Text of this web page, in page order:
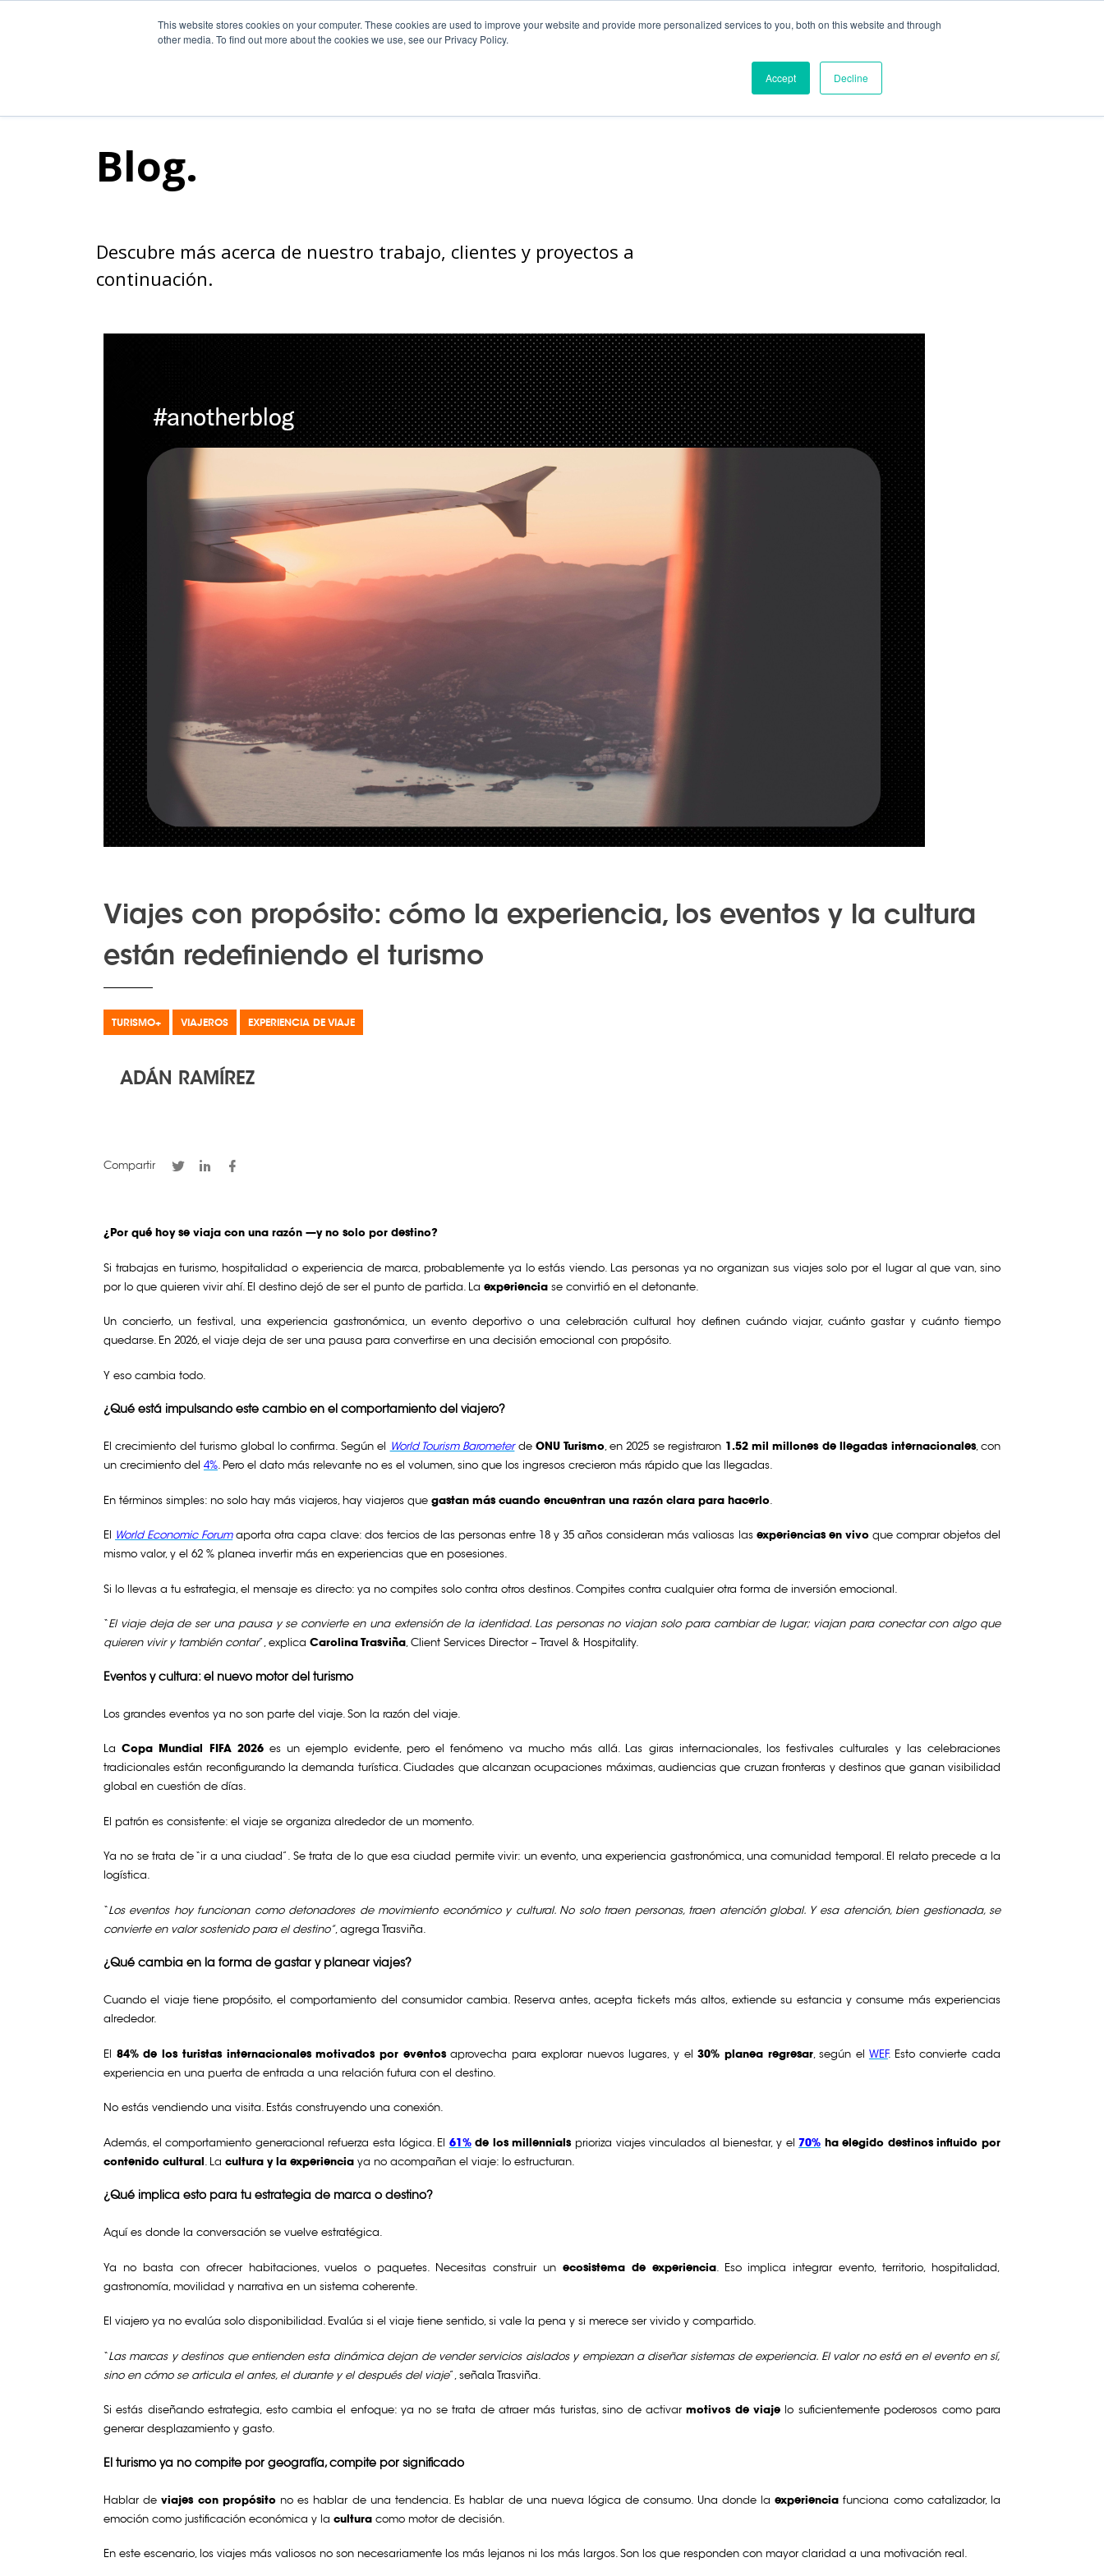
This website stores cookies on your computer. These cookies are used to improve your website and provide more personalized services to you, both on this website and through
other media. To find out more about the cookies we use, see our Privacy Policy.
Accept Decline
Blog.
Descubre más acerca de nuestro trabajo, clientes y proyectos a
continuación.
Viajes con propósito: cómo la experiencia, los eventos y la cultura
están redefiniendo el turismo
TURISMO+ VIAJEROS EXPERIENCIA DE VIAJE
ADÁN RAMÍREZ
Compartir
¿Por qué hoy se viaja con una razón —y no solo por destino?
Si trabajas en turismo, hospitalidad o experiencia de marca, probablemente ya lo estás viendo. Las personas ya no organizan sus viajes solo por el lugar al que van, sino
por lo que quieren vivir ahí. El destino dejó de ser el punto de partida. La experiencia se convirtió en el detonante.
Un concierto, un festival, una experiencia gastronómica, un evento deportivo o una celebración cultural hoy definen cuándo viajar, cuánto gastar y cuánto tiempo
quedarse. En 2026, el viaje deja de ser una pausa para convertirse en una decisión emocional con propósito.
Y eso cambia todo.
¿Qué está impulsando este cambio en el comportamiento del viajero?
El crecimiento del turismo global lo confirma. Según el World Tourism BarometerdeONU Turismo, en 2025 se registraron 1.52 mil millones de llegadas internacionales, con
un crecimiento del 4%. Pero el dato más relevante no es el volumen, sino que los ingresos crecieron más rápido que las llegadas.
En términos simples: no solo hay más viajeros, hay viajeros que gastan más cuando encuentran una razón clara para hacerlo
El World Economic Forumaporta otra capa clave: dos tercios de las personas entre 18 y 35 años consideran más valiosas las experiencias en vivoque comprar objetos del
mismo valor, y el 62 % planea invertir más en experiencias que en posesiones.
Si lo llevas a tu estrategia, el mensaje es directo: ya no compites solo contra otros destinos. Compites contra cualquier otra forma de inversión emocional.
“El viaje deja de ser una pausa y se convierte en una extensión de la identidad. Las personas no viajan solo para cambiar de lugar; viajan para conectar con algo que
quieren vivir y también contar”, explica Carolina Trasviña, Client Services Director – Travel & Hospitality.
Eventos y cultura: el nuevo motor del turismo
Los grandes eventos ya no son parte del viaje. Son la razón del viaje.
LaCopa Mundial FIFA 2026es un ejemplo evidente, pero el fenómeno va mucho más allá. Las giras internacionales, los festivales culturales y las celebraciones
tradicionales están reconfigurando la demanda turística. Ciudades que alcanzan ocupaciones máximas, audiencias que cruzan fronteras y destinos que ganan visibilidad
global en cuestión de días.
El patrón es consistente: el viaje se organiza alrededor de un momento.
Ya no se trata de “ir a una ciudad”. Se trata de lo que esa ciudad permite vivir: un evento, una experiencia gastronómica, una comunidad temporal. El relato precede a la
logística.
“Los eventos hoy funcionan como detonadores de movimiento económico y cultural. No solo traen personas, traen atención global. Y esa atención, bien gestionada, se
convierte en valor sostenido para el destino” , agrega Trasviña.
¿Qué cambia en la forma de gastar y planear viajes?
Cuando el viaje tiene propósito, el comportamiento del consumidor cambia. Reserva antes, acepta tickets más altos, extiende su estancia y consume más experiencias
alrededor.
El 84% de los turistas internacionales motivados por eventosaprovecha para explorar nuevos lugares, y el30% planea regresar, según el WEF. Esto convierte cada
experiencia en una puerta de entrada a una relación futura con el destino.
No estás vendiendo una visita. Estás construyendo una conexión.
Además, el comportamiento generacional refuerza esta lógica. El 61%de los millennialsprioriza viajes vinculados al bienestar, y el70% ha elegido destinos influido por
contenido cultural
. La cultura y la experiencia ya no acompañan el viaje: lo estructuran.
¿Qué implica esto para tu estrategia de marca o destino?
Aquí es donde la conversación se vuelve estratégica.
Ya no basta con ofrecer habitaciones, vuelos o paquetes. Necesitas construir un ecosistema de experiencia. Eso implica integrar evento, territorio, hospitalidad,
gastronomía, movilidad y narrativa en un sistema coherente.
El viajero ya no evalúa solo disponibilidad. Evalúa si el viaje tiene sentido, si vale la pena y si merece ser vivido y compartido.
“Las marcas y destinos que entienden esta dinámica dejan de vender servicios aislados y empiezan a diseñar sistemas de experiencia. El valor no está en el evento en sí,
sino en cómo se articula el antes, el durante y el después del viaje”, señala Trasviña.
Si estás diseñando estrategia, esto cambia el enfoque: ya no se trata de atraer más turistas, sino de activarmotivos de viaje lo suficientemente poderosos como para
generar desplazamiento y gasto.
El turismo ya no compite por geografía, compite por significado
Hablar deviajes con propósitono es hablar de una tendencia. Es hablar de una nueva lógica de consumo. Una donde laexperiencia funciona como catalizador, la
emoción como justificación económica y la cultura como motor de decisión.
En este escenario, los viajes más valiosos no son necesariamente los más lejanos ni los más largos. Son los que responden con mayor claridad a una motivación real.